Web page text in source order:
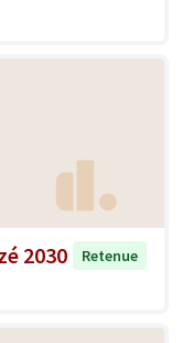
2030
Retenue